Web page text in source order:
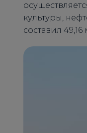
культуры,
составил